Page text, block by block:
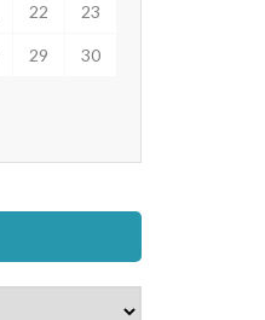
22 23
29 30